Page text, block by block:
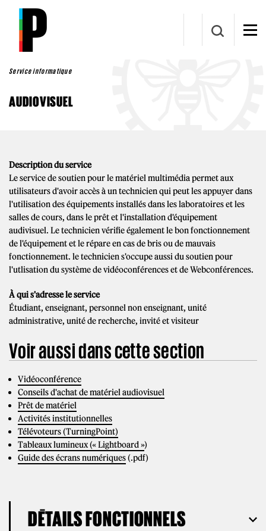
Aller au contenu principal
Service informatique
AUDIOVISUEL
Description du service
Le service de soutien pour le matériel multimédia permet aux
utilisateurs d'avoir accès à un technicien qui peut les appuyer dans
l'utilisation des équipements installés dans les laboratoires et les
salles de cours, dans le prêt et l'installation d'équipement
audivisuel. Le technicien vérifie également le bon fonctionnement
de l'équipement et le répare en cas de bris ou de mauvais
fonctionnement. le technicien s'occupe aussi du soutien pour
l'utlisation du système de vidéoconférences et de Webconférences.
À qui s'adresse le service
Étudiant, enseignant, personnel non enseignant, unité
administrative, unité de recherche, invité et visiteur
Voir aussi dans cette section
Vidéoconférence
Conseils d'achat de matériel audiovisuel
Prêt de matériel
Activités institutionnelles
Télévoteurs (TurningPoint)
Tableaux lumineux (« Lightboard »)
Guide des écrans numériques(.pdf)
DÉTAILS FONCTIONNELS